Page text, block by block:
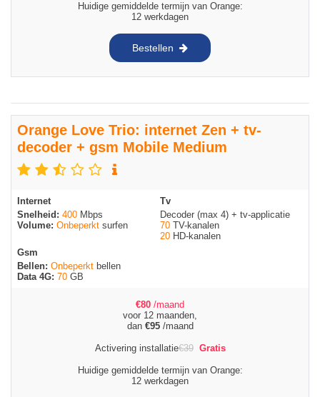
Huidige gemiddelde termijn van Orange:
12 werkdagen
Bestellen
Orange Love Trio: internet Zen + tv-
decoder + gsm Mobile Medium
Internet
Snelheid: 400 Mbps
Volume: Onbeperkt surfen
Tv
Decoder (max 4) + tv-applicatie
70 TV-kanalen
20 HD-kanalen
Gsm
Bellen: Onbeperkt bellen
Data 4G: 70 GB
€80 /maand
voor 12 maanden,
dan €95/maand
Activering installatie€39 Gratis
Huidige gemiddelde termijn van Orange:
12 werkdagen